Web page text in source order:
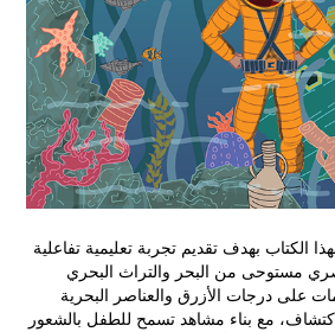
الكتاب بهدف تقديم تجربة تعليمية تفاعلية
مستوحى من البحر والتراث البحري
على درجات الأزرق والعناصر البحرية
مع بناء مشاهد تسمح للطفل بالشعور